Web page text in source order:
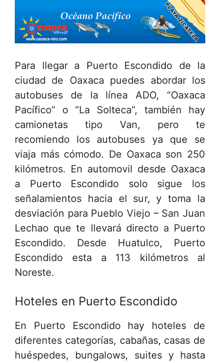
Para llegar a Puerto Escondido de la
ciudad de Oaxaca puedes abordar los
autobuses de la línea ADO, “Oaxaca
Pacífico” o “La Solteca”, también hay
camionetas tipo Van, pero te
recomiendo los autobuses ya que se
viaja más cómodo. De Oaxaca son 250
kilómetros. En automovil desde Oaxaca
a Puerto Escondido solo sigue los
señalamientos hacia el sur, y toma la
desviación para Pueblo Viejo – San Juan
Lechao que te llevará directo a Puerto
Escondido. Desde Huatulco, Puerto
Escondido esta a 113 kilómetros al
Noreste.
Hoteles en Puerto Escondido
En Puerto Escondido hay hoteles de
diferentes categorías, cabañas, casas de
huéspedes, bungalows, suites y hasta